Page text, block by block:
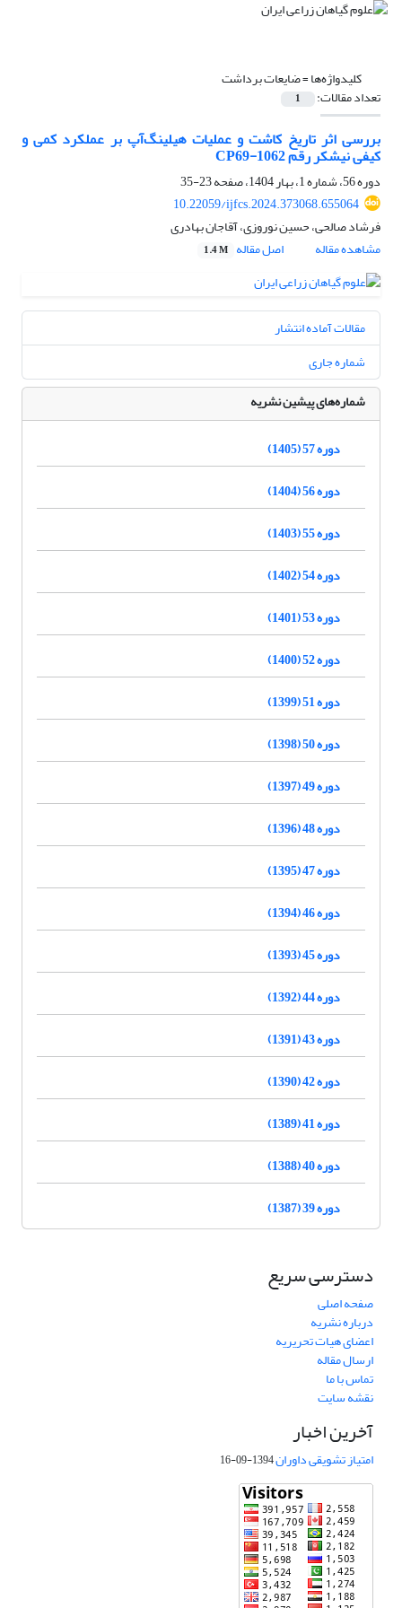
کلیدواژه‌ها =ضایعات برداشت
تعداد مقالات: 1
بررسی اثر تاریخ کاشت و عملیات هیلینگ‌آپ بر عملکرد کمی و
کیفی نیشکر رقم CP69-1062
دوره 56، شماره 1، بهار 1404، صفحه
23-35
10.22059/ijfcs.2024.373068.655064
فرشاد صالحی، حسین نوروزی، آقاجان بهادری
مشاهده مقاله
اصل مقاله 1.4 M
مقالات آماده انتشار
شماره جاری
شماره‌های پیشین نشریه
دوره 57 (1405)
دوره 56 (1404)
دوره 55 (1403)
دوره 54 (1402)
دوره 53 (1401)
دوره 52 (1400)
دوره 51 (1399)
دوره 50 (1398)
دوره 49 (1397)
دوره 48 (1396)
دوره 47 (1395)
دوره 46 (1394)
دوره 45 (1393)
دوره 44 (1392)
دوره 43 (1391)
دوره 42 (1390)
دوره 41 (1389)
دوره 40 (1388)
دوره 39 (1387)
دسترسی سریع
صفحه اصلی
درباره نشریه
اعضای هیات تحریریه
ارسال مقاله
تماس با ما
نقشه سایت
آخرین اخبار
امتیاز تشویقی داوران1394-09-16